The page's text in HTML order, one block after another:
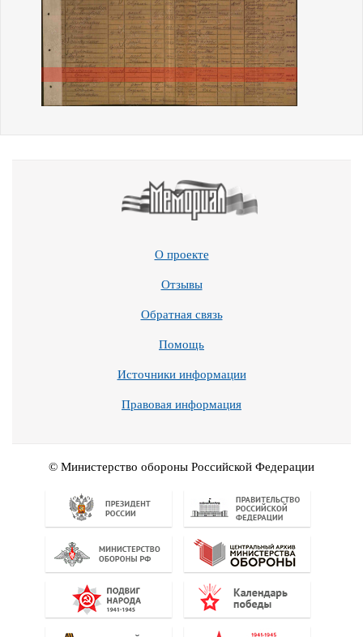
О проекте
Отзывы
Обратная связь
Помощь
Источники информации
Правовая информация
© Министерство обороны Российской Федерации